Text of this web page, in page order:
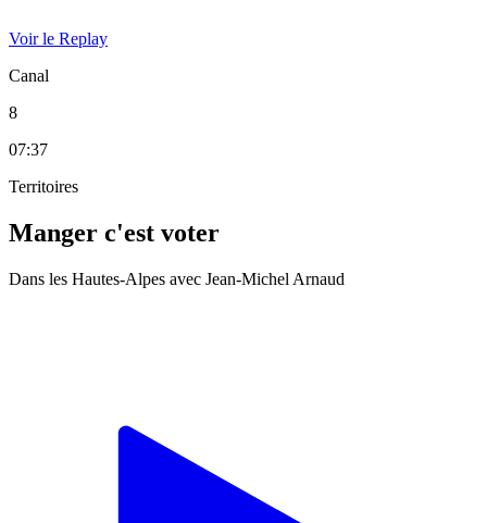
Voir le Replay
Canal
8
07:37
Territoires
Manger c'est voter
Dans les Hautes-Alpes avec Jean-Michel Arnaud